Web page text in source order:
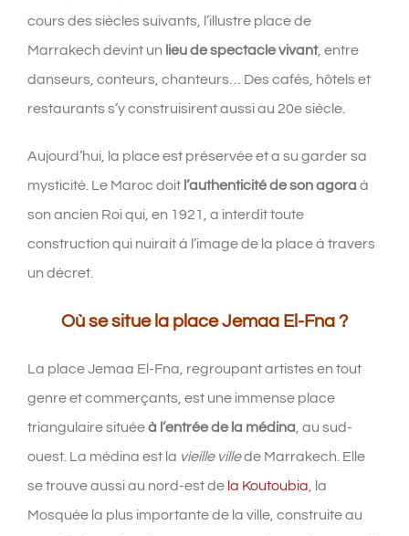
cours des siècles suivants, l’illustre place de
Marrakech devint un lieu de spectacle vivant, entre
danseurs, conteurs, chanteurs… Des cafés, hôtels et
restaurants s’y construisirent aussi au 20e siècle.
Aujourd’hui, la place est préservée et a su garder sa
mysticité. Le Maroc doit l’authenticité de son agora à
son ancien Roi qui, en 1921, a interdit toute
construction qui nuirait à l’image de la place à travers
un décret.
Où se situe la place Jemaa El-Fna ?
La place Jemaa El-Fna, regroupant artistes en tout
genre et commerçants, est une immense place
triangulaire situéeà l’entrée de la médina, au sud-
ouest. La médina est la vieille villede Marrakech. Elle
se trouve aussi au nord-est de la Koutoubia, la
Mosquée la plus importante de la ville, construite au